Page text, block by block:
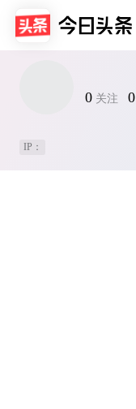
0 关注 0
IP：